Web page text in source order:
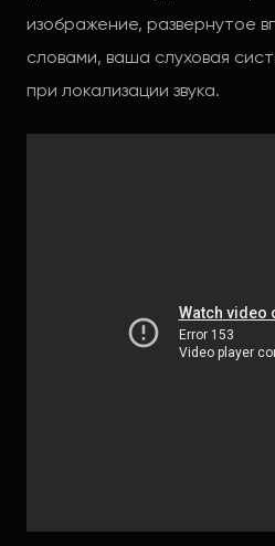
изображение, развернутое
словами, ваша слуховая
при локализации звука.